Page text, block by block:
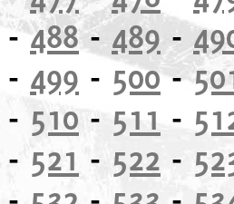
488-489-
- 499 - 500-
- 510- 511 -
- 521 - 522 -